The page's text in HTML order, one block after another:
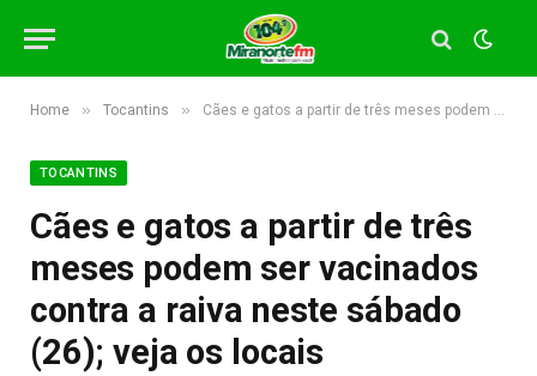
Home » Tocantins » Cães e gatos a partir de três meses podem ser vacinados contra a raiva neste sábado (26); veja os locais
TOCANTINS
Cães e gatos a partir de três
meses podem ser vacinados
contra a raiva neste sábado
(26); veja os locais